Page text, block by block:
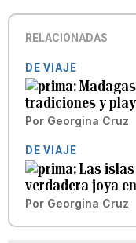
RELACIONADAS
DE VIAJE
tradiciones y
Por Georgina Cruz
DE VIAJE
Las
verdadera joya
Por Georgina Cruz